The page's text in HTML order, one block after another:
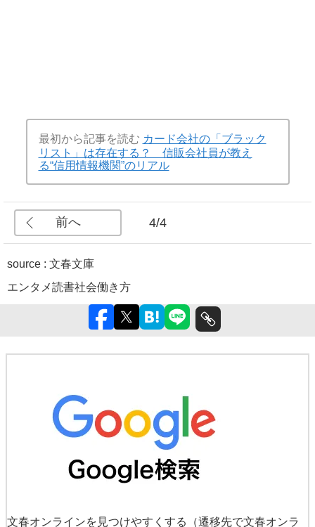
最初から記事を読む カード会社の「ブラック
リスト」は存在する？ 信販会社員が教え
る“信用情報機関”のリアル
前へ 4/4
source : 文春文庫
エンタメ読書社会働き方
文春オンラインを見つけやすくする
（遷移先で文春オンラ